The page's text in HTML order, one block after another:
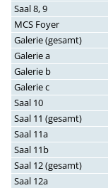
Saal 8, 9
MCS Foyer
Galerie (gesamt)
Galerie a
Galerie b
Galerie c
Saal 10
Saal 11 (gesamt)
Saal 11a
Saal 11b
Saal 12 (gesamt)
Saal 12a